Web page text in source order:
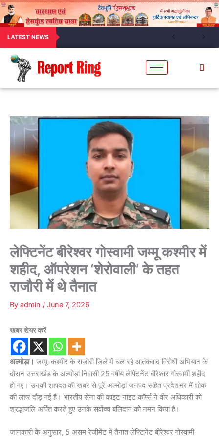
LATEST NEWS
लेफ्टिनेंट बीरेश्वर गोस्वामी जम्मू कश्मीर में
शहीद, ऑपरेशन ‘शेरोवाली’ के तहत
राजौरी में थे तैनात
By admin / June 7, 2026
खबर शेयर करें
अल्मोड़ा। जम्मू-कश्मीर के राजौरी जिले में चल रहे आतंकवाद विरोधी अभियान के
दौरान उत्तराखंड के अल्मोड़ा निवासी 25 वर्षीय लेफ्टिनेंट बीरेश्वर गोस्वामी शहीद
हो गए। उनकी शहादत की खबर से पूरे अल्मोड़ा जनपद सहित प्रदेशभर में शोक
की लहर दौड़ गई है। भारतीय सेना की व्हाइट नाइट कॉर्प्स ने वीर अधिकारी को
श्रद्धांजलि अर्पित करते हुए उनके सर्वोच्च बलिदान को नमन किया है।
जानकारी के अनुसार, 5 असम रेजीमेंट में तैनात लेफ्टिनेंट बीरेश्वर गोस्वामी